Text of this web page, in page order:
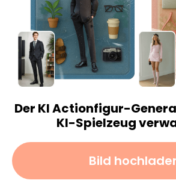
Der KI Actionfigur-
KI-Spielzeug
Bild